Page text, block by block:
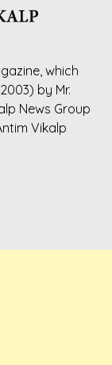
which
by Mr.
News Group
Vikalp